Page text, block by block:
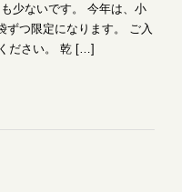
少ないです。 今年は、小
ずつ限定になります。 ご入
ださい。 乾 […]